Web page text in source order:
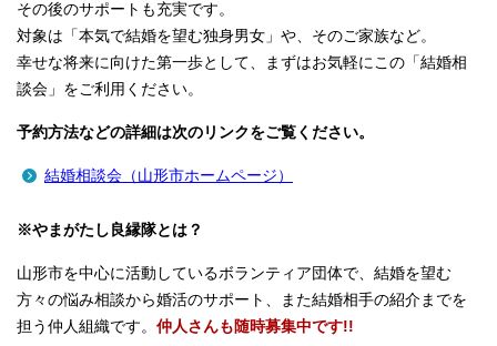
その後のサポートも充実です。
対象は「本気で結婚を望む独身男女」や、そのご家族など。
幸せな将来に向けた第一歩として、まずはお気軽にこの「結婚相
談会」をご利用ください。
予約方法などの詳細は次のリンクをご覧ください。
結婚相談会（山形市ホームページ）
※やまがたし良縁隊とは？
山形市を中心に活動しているボランティア団体で、結婚を望む
方々の悩み相談から婚活のサポート、また結婚相手の紹介までを
担う仲人組織です。 仲人さんも随時募集中です!!